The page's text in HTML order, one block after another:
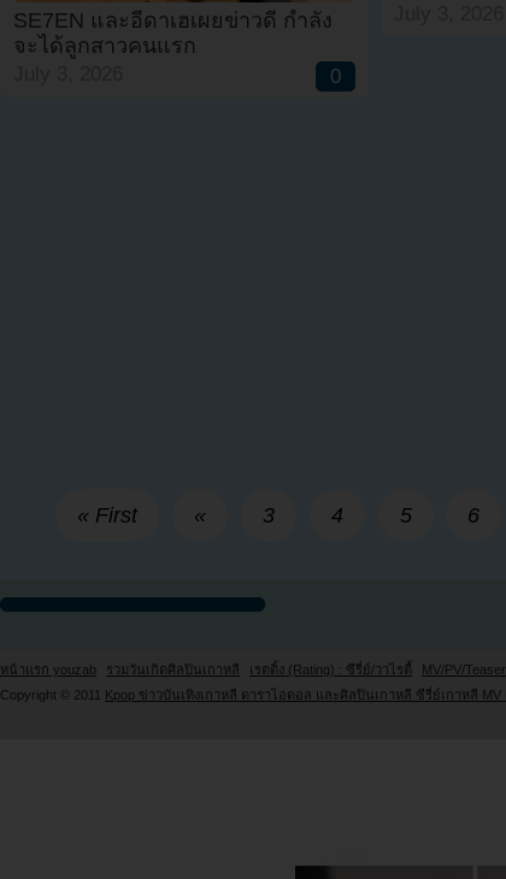
SE7EN และอีดาเฮเผยข่าวดี กำลัง
จะได้ลูกสาวคนแรก
0
« First « 3 4 5 6
หน้าแรก youzab รวมวันเกิดศิลปินเกาหลี เรตติ้ง (Rating) : ซีรี่ย์/วาไรตี้ MV/PV/Teaser
Copyright © 2011 Kpop ข่าวบันเทิงเกาหลี ดาราไอดอล และศิลปินเกาหลี ซีรี่ย์เกาหลี